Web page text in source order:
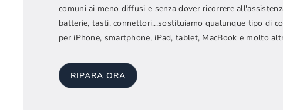
comuni ai meno diffusi e senza dover ricorrere
batterie, tasti, connettori...sostituiamo qualunque tipo di
per iPhone, smartphone, iPad, tablet, MacBook e molto
RIPARA ORA